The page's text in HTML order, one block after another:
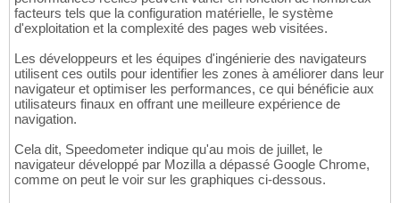
facteurs tels que la configuration matérielle, le système
d'exploitation et la complexité des pages web visitées.
Les développeurs et les équipes d'ingénierie des navigateurs
utilisent ces outils pour identifier les zones à améliorer dans leur
navigateur et optimiser les performances, ce qui bénéficie aux
utilisateurs finaux en offrant une meilleure expérience de
navigation.
Cela dit, Speedometer indique qu'au mois de juillet, le
navigateur développé par Mozilla a dépassé Google Chrome,
comme on peut le voir sur les graphiques ci-dessous.